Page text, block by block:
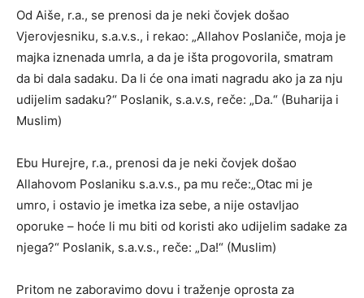
Od Aiše, r.a., se prenosi da je neki čovjek došao
Vjerovjesniku, s.a.v.s., i rekao: „Allahov Poslaniče, moja je
majka iznenada umrla, a da je išta progovorila, smatram
da bi dala sadaku. Da li će ona imati nagradu ako ja za nju
udijelim sadaku?“ Poslanik, s.a.v.s, reče: „Da.“ (Buharija i
Muslim)
Ebu Hurejre, r.a., prenosi da je neki čovjek došao
Allahovom Poslaniku s.a.v.s., pa mu reče:„Otac mi je
umro, i ostavio je imetka iza sebe, a nije ostavljao
oporuke – hoće li mu biti od koristi ako udijelim sadake za
njega?“ Poslanik, s.a.v.s., reče: „Da!“ (Muslim)
Pritom ne zaboravimo dovu i traženje oprosta za